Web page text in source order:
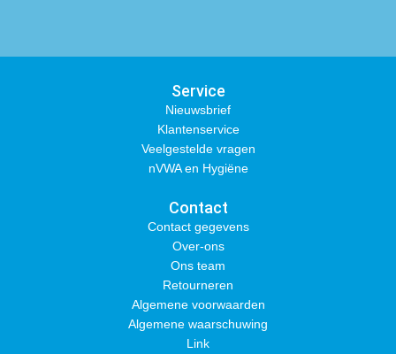
Service
Nieuwsbrief
Klantenservice
Veelgestelde vragen
nVWA en Hygiëne
Contact
Contact gegevens
Over-ons
Ons team
Retourneren
Algemene voorwaarden
Algemene waarschuwing
Link